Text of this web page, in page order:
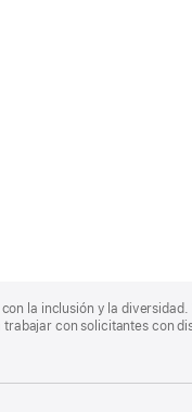
la inclusión y la
con solicitantes con